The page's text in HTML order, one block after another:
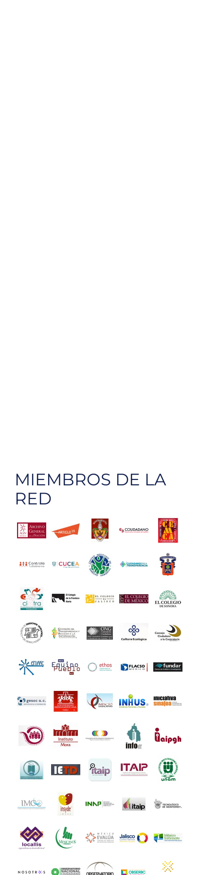
MIEMBROS DE LA
RED